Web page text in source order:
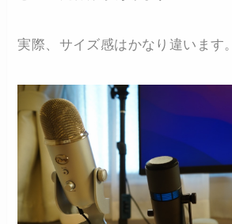
実際、サイズ感はかなり違います。